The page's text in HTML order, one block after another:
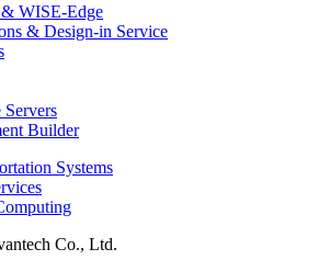
WISE-Edge
& Design-in Service
Builder
Systems
Co., Ltd.